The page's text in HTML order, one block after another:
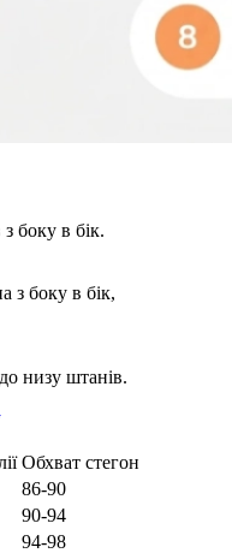
боку в бік.
з боку в бік,
низу штанів.
Обхват стегон
86-90
90-94
94-98